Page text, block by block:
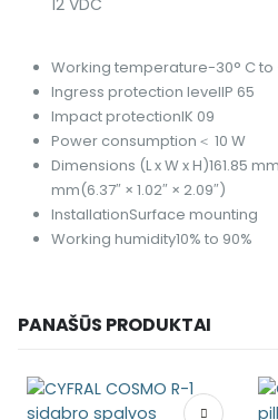
Working temperature-30° C to
Ingress protection levelIP 65
Impact protectionIK 09
Power consumption ＜ 10 W
Dimensions (L x W x H)161.85
mm(6.37″ × 1.02″ × 2.09″)
InstallationSurface mounting
Working humidity10% to 90%
PANAŠŪS PRODUKTAI